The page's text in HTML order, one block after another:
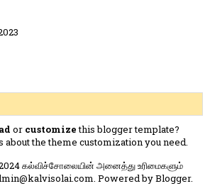
or customizethis blogger template?
about the theme customization you need.
2024 கல்விச்சோலையின் அனைத்து உரிமைகளும்
Powered byBlogger.